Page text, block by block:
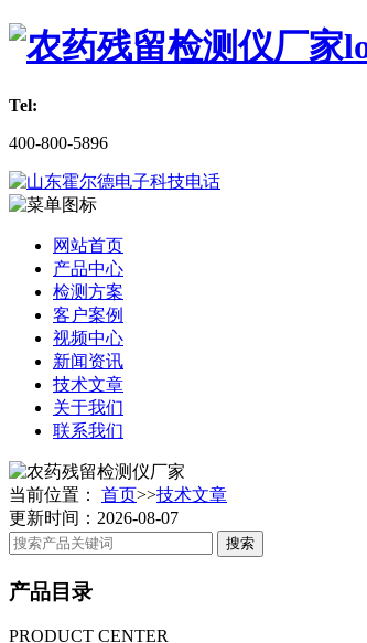
Tel:
400-800-5896
网站首页
产品中心
检测方案
客户案例
视频中心
新闻资讯
技术文章
关于我们
联系我们
当前位置： 首页>>技术文章
更新时间：2026-08-07
产品目录
PRODUCT CENTER